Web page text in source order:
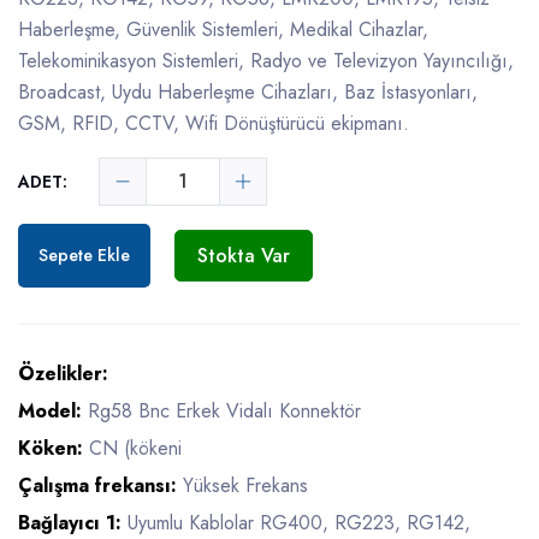
Haberleşme, Güvenlik Sistemleri, Medikal Cihazlar,
Telekominikasyon Sistemleri, Radyo ve Televizyon Yayıncılığı,
Broadcast, Uydu Haberleşme Cihazları, Baz İstasyonları,
GSM, RFID, CCTV, Wifi Dönüştürücü ekipmanı.
ADET:
Sepete Ekle Stokta Var
Özelikler:
Model: Rg58 Bnc Erkek Vidalı Konnektör
Köken: CN (kökeni
Çalışma frekansı: Yüksek Frekans
Bağlayıcı 1: Uyumlu Kablolar RG400, RG223, RG142,